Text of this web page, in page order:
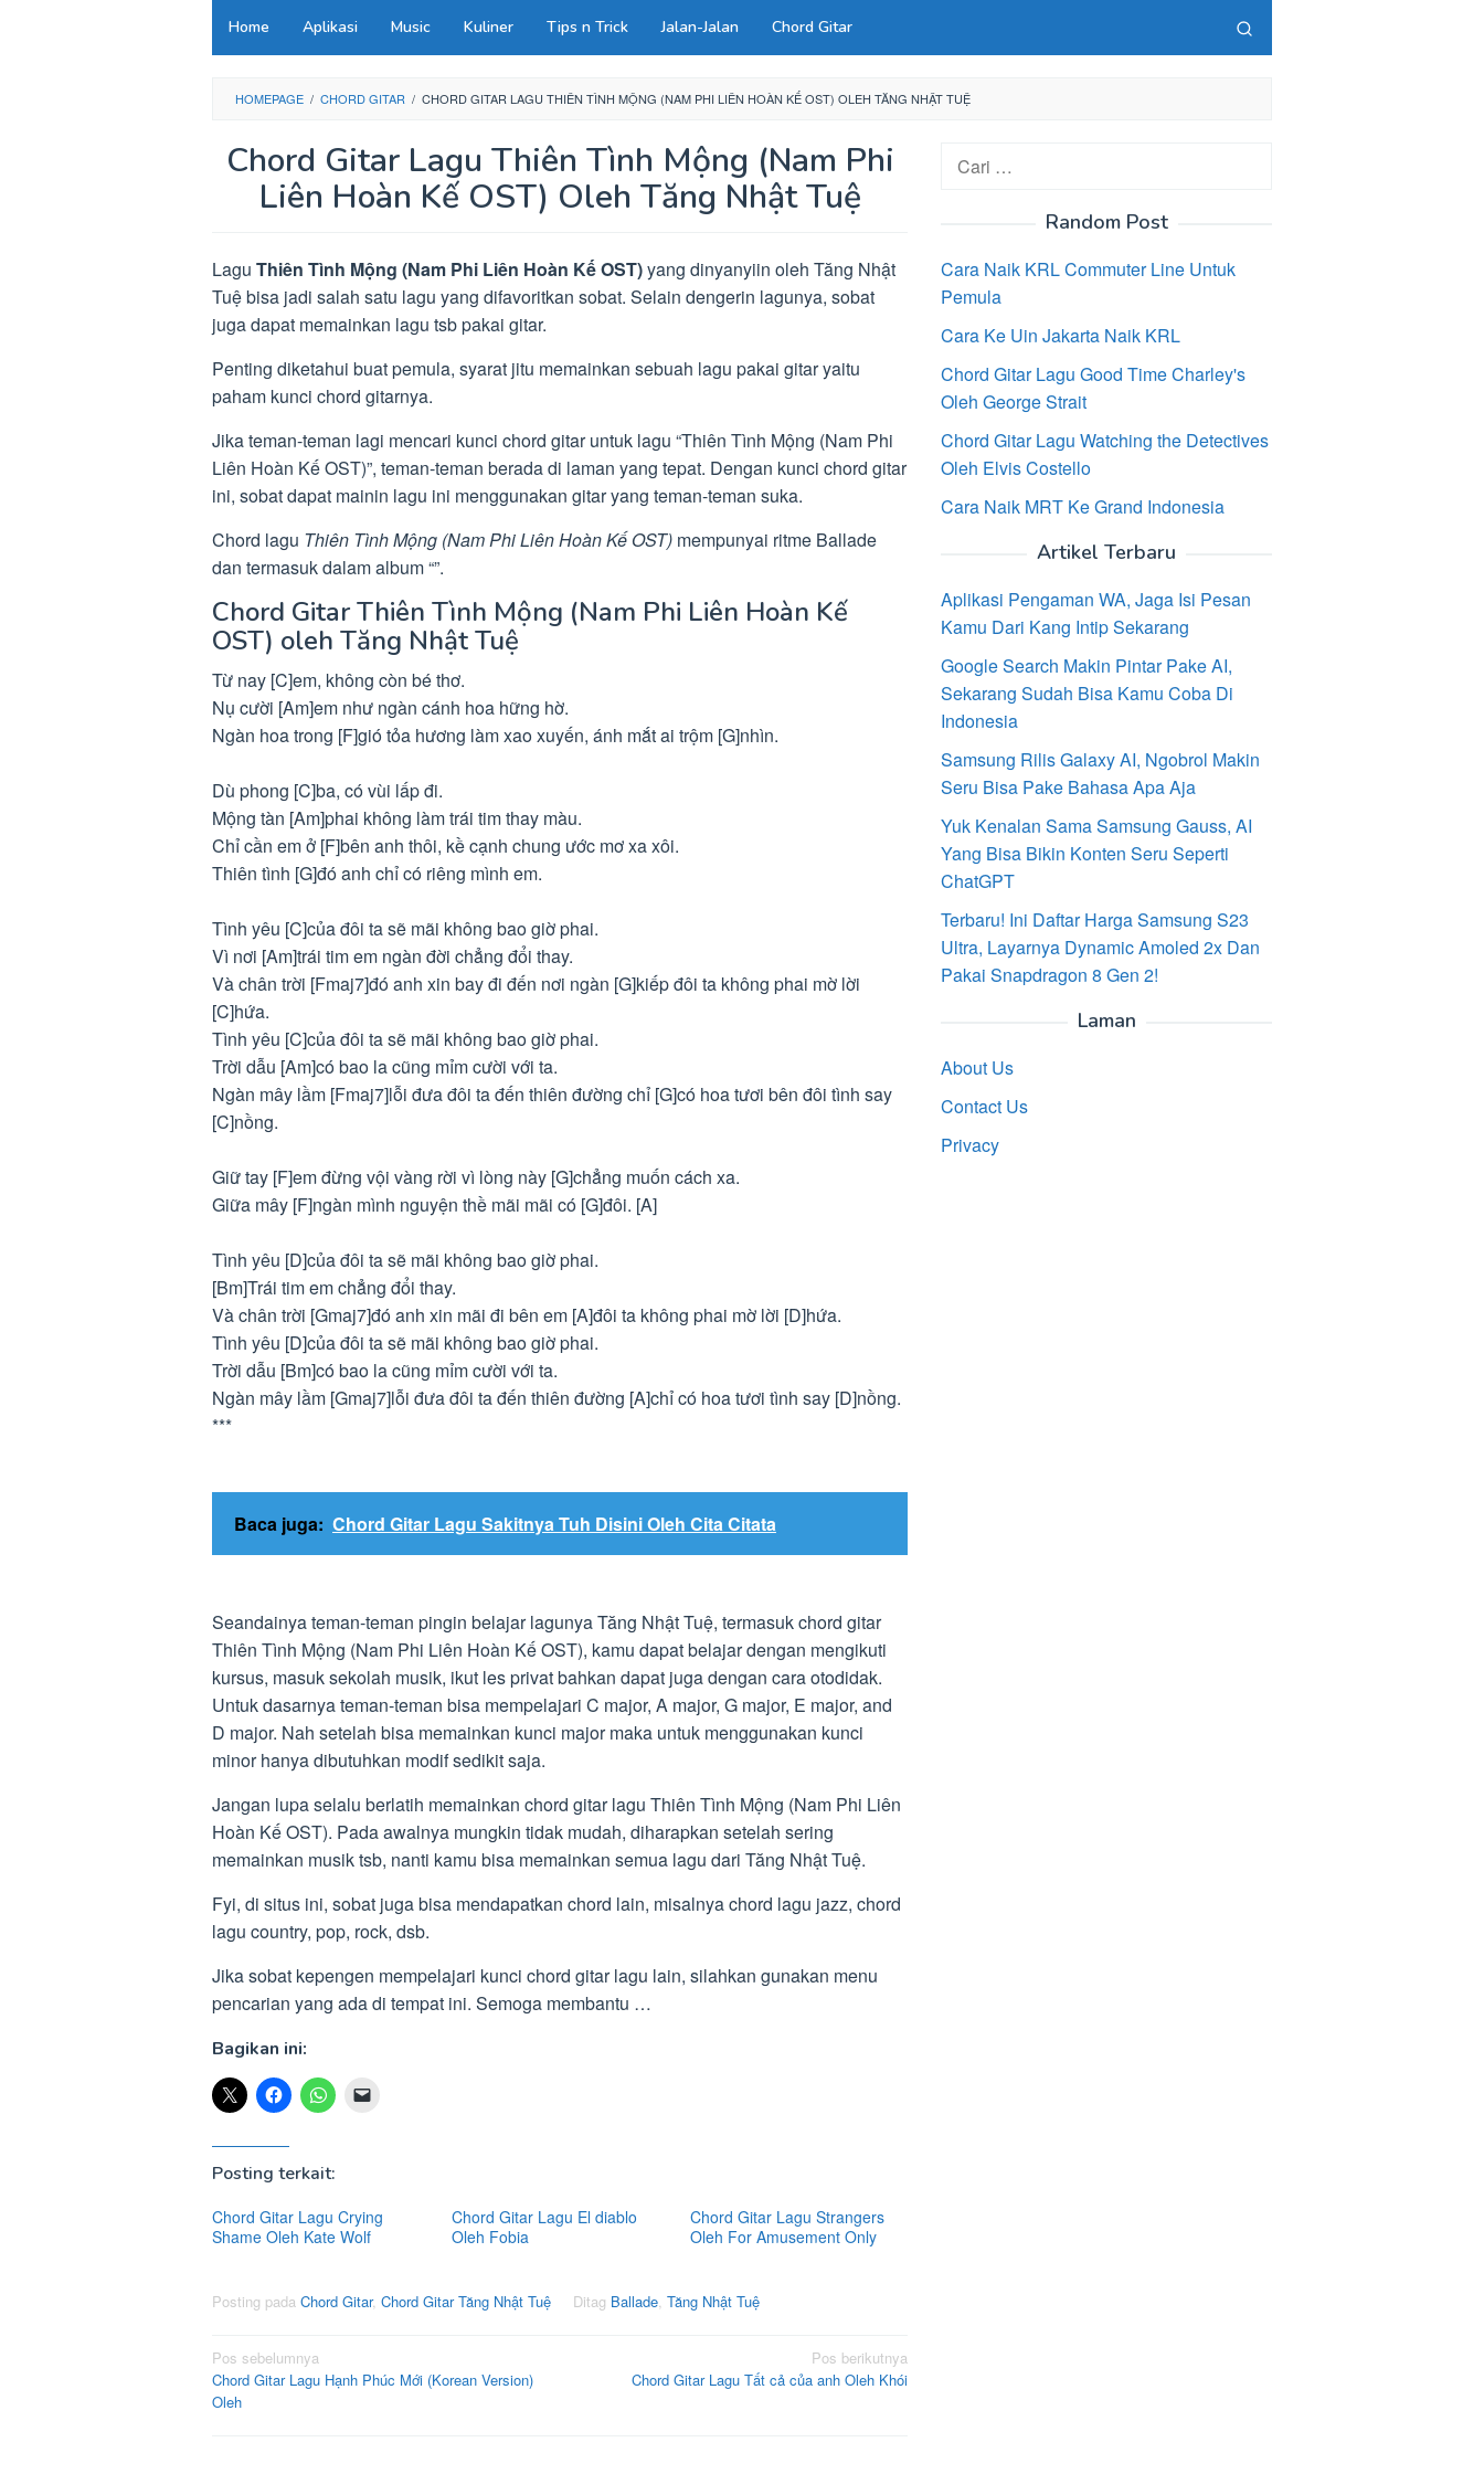
Home Aplikasi Music Kuliner Tips n Trick Jalan-Jalan Chord Gitar
HOMEPAGE / CHORD GITAR / CHORD GITAR LAGU THIÊN TÌNH MỘNG (NAM PHI LIÊN HOÀN KẾ OST) OLEH TĂNG NHẬT TUỆ
Chord Gitar Lagu Thiên Tình Mộng (Nam Phi
Liên Hoàn Kế OST) Oleh Tăng Nhật Tuệ
Lagu Thiên Tình Mộng (Nam Phi Liên Hoàn Kế OST)yang dinyanyiin oleh Tăng Nhật
Tuệ bisa jadi salah satu lagu yang difavoritkan sobat. Selain dengerin lagunya, sobat
juga dapat memainkan lagu tsb pakai gitar.
Penting diketahui buat pemula, syarat jitu memainkan sebuah lagu pakai gitar yaitu
paham kunci chord gitarnya.
Jika teman-teman lagi mencari kunci chord gitar untuk lagu “Thiên Tình Mộng (Nam Phi
Liên Hoàn Kế OST)”, teman-teman berada di laman yang tepat. Dengan kunci chord gitar
ini, sobat dapat mainin lagu ini menggunakan gitar yang teman-teman suka.
Chord lagu Thiên Tình Mộng (Nam Phi Liên Hoàn Kế OST) mempunyai ritme Ballade
dan termasuk dalam album “”.
Chord Gitar Thiên Tình Mộng (Nam Phi Liên Hoàn Kế
OST) oleh Tăng Nhật Tuệ
Từ nay [C]em, không còn bé thơ.
Nụ cười [Am]em như ngàn cánh hoa hững hờ.
Ngàn hoa trong [F]gió tỏa hương làm xao xuyến, ánh mắt ai trộm [G]nhìn.
Dù phong [C]ba, có vùi lấp đi.
Mộng tàn [Am]phai không làm trái tim thay màu.
Chỉ cần em ở [F]bên anh thôi, kề cạnh chung ước mơ xa xôi.
Thiên tình [G]đó anh chỉ có riêng mình em.
Tình yêu [C]của đôi ta sẽ mãi không bao giờ phai.
Vì nơi [Am]trái tim em ngàn đời chẳng đổi thay.
Và chân trời [Fmaj7]đó anh xin bay đi đến nơi ngàn [G]kiếp đôi ta không phai mờ lời
[C]hứa.
Tình yêu [C]của đôi ta sẽ mãi không bao giờ phai.
Trời dẫu [Am]có bao la cũng mỉm cười với ta.
Ngàn mây lầm [Fmaj7]lỗi đưa đôi ta đến thiên đường chỉ [G]có hoa tươi bên đôi tình say
[C]nồng.
Giữ tay [F]em đừng vội vàng rời vì lòng này [G]chẳng muốn cách xa.
Giữa mây [F]ngàn mình nguyện thề mãi mãi có [G]đôi. [A]
Tình yêu [D]của đôi ta sẽ mãi không bao giờ phai.
[Bm]Trái tim em chẳng đổi thay.
Và chân trời [Gmaj7]đó anh xin mãi đi bên em [A]đôi ta không phai mờ lời [D]hứa.
Tình yêu [D]của đôi ta sẽ mãi không bao giờ phai.
Trời dẫu [Bm]có bao la cũng mỉm cười với ta.
Ngàn mây lầm [Gmaj7]lỗi đưa đôi ta đến thiên đường [A]chỉ có hoa tươi tình say [D]nồng.
***
Baca juga: Chord Gitar Lagu Sakitnya Tuh Disini Oleh Cita Citata
Seandainya teman-teman pingin belajar lagunya Tăng Nhật Tuệ, termasuk chord gitar
Thiên Tình Mộng (Nam Phi Liên Hoàn Kế OST), kamu dapat belajar dengan mengikuti
kursus, masuk sekolah musik, ikut les privat bahkan dapat juga dengan cara otodidak.
Untuk dasarnya teman-teman bisa mempelajari C major, A major, G major, E major, and
D major. Nah setelah bisa memainkan kunci major maka untuk menggunakan kunci
minor hanya dibutuhkan modif sedikit saja.
Jangan lupa selalu berlatih memainkan chord gitar lagu Thiên Tình Mộng (Nam Phi Liên
Hoàn Kế OST). Pada awalnya mungkin tidak mudah, diharapkan setelah sering
memainkan musik tsb, nanti kamu bisa memainkan semua lagu dari Tăng Nhật Tuệ.
Fyi, di situs ini, sobat juga bisa mendapatkan chord lain, misalnya chord lagu jazz, chord
lagu country, pop, rock, dsb.
Jika sobat kepengen mempelajari kunci chord gitar lagu lain, silahkan gunakan menu
pencarian yang ada di tempat ini. Semoga membantu …
Bagikan ini:
Posting terkait:
Chord Gitar Lagu Crying
Shame Oleh Kate Wolf
Chord Gitar Lagu El diablo
Oleh Fobia
Chord Gitar Lagu Strangers
Oleh For Amusement Only
Posting pada Chord Gitar, Chord Gitar Tăng Nhật Tuệ Ditag Ballade, Tăng Nhật Tuệ
Navigasi
pos
Pos sebelumnya
Chord Gitar Lagu Hạnh Phúc Mới (Korean Version)
Oleh
Pos berikutnya
Chord Gitar Lagu Tất cả của anh Oleh Khói
Cari
Random Post
Cara Naik KRL Commuter Line Untuk
Pemula
Cara Ke Uin Jakarta Naik KRL
Chord Gitar Lagu Good Time Charley's
Oleh George Strait
Chord Gitar Lagu Watching the Detectives
Oleh Elvis Costello
Cara Naik MRT Ke Grand Indonesia
Artikel Terbaru
Aplikasi Pengaman WA, Jaga Isi Pesan
Kamu Dari Kang Intip Sekarang
Google Search Makin Pintar Pake AI,
Sekarang Sudah Bisa Kamu Coba Di
Indonesia
Samsung Rilis Galaxy AI, Ngobrol Makin
Seru Bisa Pake Bahasa Apa Aja
Yuk Kenalan Sama Samsung Gauss, AI
Yang Bisa Bikin Konten Seru Seperti
ChatGPT
Terbaru! Ini Daftar Harga Samsung S23
Ultra, Layarnya Dynamic Amoled 2x Dan
Pakai Snapdragon 8 Gen 2!
Laman
About Us
Contact Us
Privacy